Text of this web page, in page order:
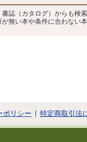
誌（カタログ）からも検索
無い本や条件に合わない
ポリシー 特定商取引法